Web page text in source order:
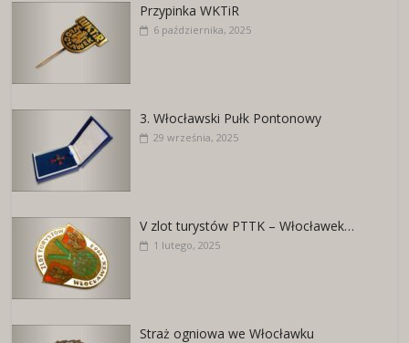
Przypinka WKTiR
6 października, 2025
3. Włocławski Pułk Pontonowy
29 września, 2025
V zlot turystów PTTK – Włocławek…
1 lutego, 2025
Straż ogniowa we Włocławku